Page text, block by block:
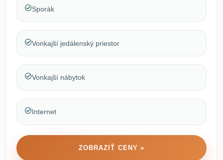
Sporák
Vonkajší jedálenský priestor
Vonkajší nábytok
Internet
ZOBRAZIŤ CENY »